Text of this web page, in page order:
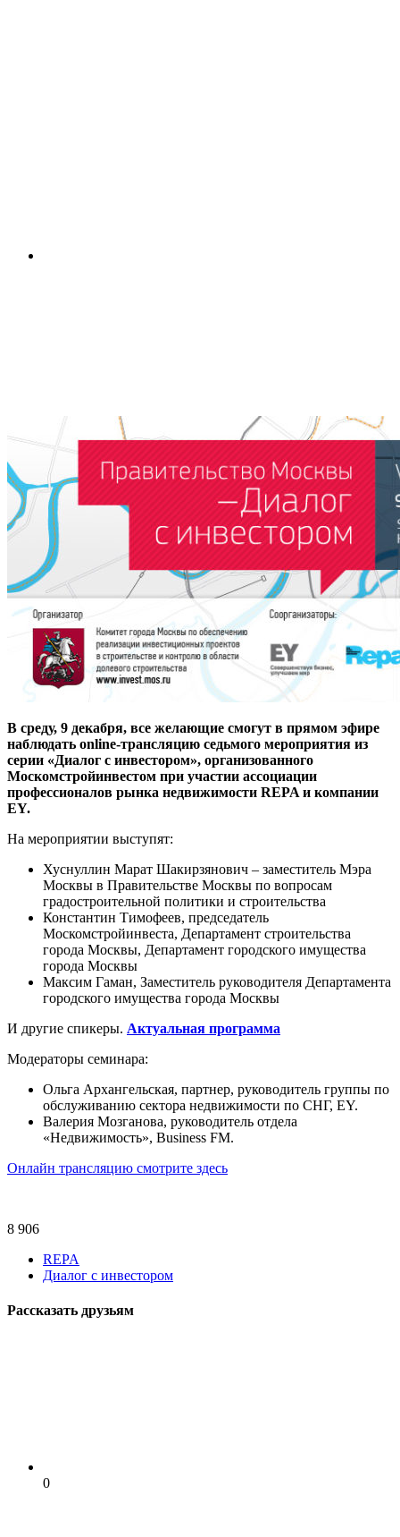
В среду, 9 декабря, все желающие смогут в прямом эфире
наблюдать online-трансляцию седьмого мероприятия из
серии «Диалог с инвестором», организованного
Москомстройинвестом при участии ассоциации
профессионалов рынка недвижимости REPA и компании
EY.
На мероприятии выступят:
Хуснуллин Марат Шакирзянович – заместитель Мэра
Москвы в Правительстве Москвы по вопросам
градостроительной политики и строительства
Константин Тимофеев, председатель
Москомстройинвеста, Департамент строительства
города Москвы, Департамент городского имущества
города Москвы
Максим Гаман, Заместитель руководителя Департамента
городского имущества города Москвы
И другие спикеры. Актуальная программа
Модераторы семинара:
Ольга Архангельская, партнер, руководитель группы по
обслуживанию сектора недвижимости по СНГ, EY.
Валерия Мозганова, руководитель отдела
«Недвижимость», Business FM.
Онлайн трансляцию смотрите здесь
8 906
REPA
Диалог с инвестором
Рассказать друзьям
0